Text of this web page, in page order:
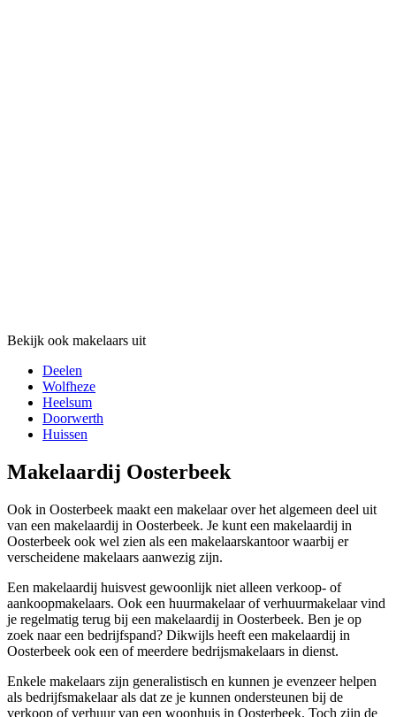
Bekijk ook makelaars uit
Deelen
Wolfheze
Heelsum
Doorwerth
Huissen
Makelaardij Oosterbeek
Ook in Oosterbeek maakt een makelaar over het algemeen deel uit
van een makelaardij in Oosterbeek. Je kunt een makelaardij in
Oosterbeek ook wel zien als een makelaarskantoor waarbij er
verscheidene makelaars aanwezig zijn.
Een makelaardij huisvest gewoonlijk niet alleen verkoop- of
aankoopmakelaars. Ook een huurmakelaar of verhuurmakelaar vind
je regelmatig terug bij een makelaardij in Oosterbeek. Ben je op
zoek naar een bedrijfspand? Dikwijls heeft een makelaardij in
Oosterbeek ook een of meerdere bedrijsmakelaars in dienst.
Enkele makelaars zijn generalistisch en kunnen je evenzeer helpen
als bedrijfsmakelaar als dat ze je kunnen ondersteunen bij de
verkoop of verhuur van een woonhuis in Oosterbeek. Toch zijn de